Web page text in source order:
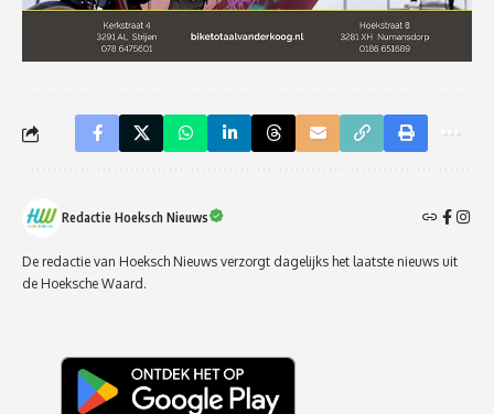
Redactie Hoeksch Nieuws
De redactie van Hoeksch Nieuws verzorgt dagelijks het laatste nieuws uit
de Hoeksche Waard.